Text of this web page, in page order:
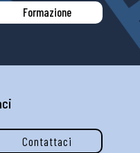
Formazione
Contattaci